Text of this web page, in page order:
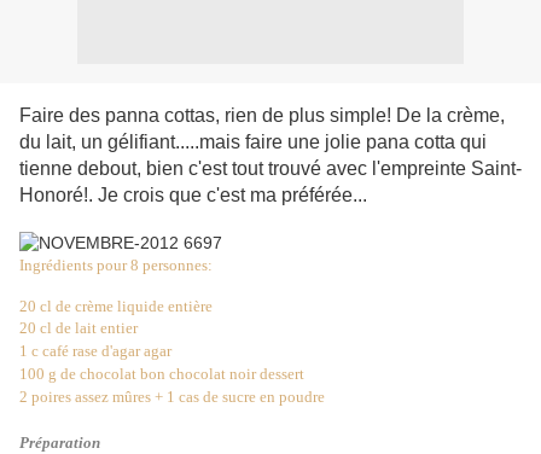
Faire des panna cottas, rien de plus simple! De la crème,
du lait, un gélifiant.....mais faire une jolie pana cotta qui
tienne debout, bien c'est tout trouvé avec l'empreinte Saint-
Honoré!. Je crois que c'est ma préférée...
Ingrédients pour 8 personnes:
20 cl de crème liquide entière
20 cl de lait entier
1 c café rase d'agar agar
100 g de chocolat bon chocolat noir dessert
2 poires assez mûres + 1 cas de sucre en poudre
Préparation